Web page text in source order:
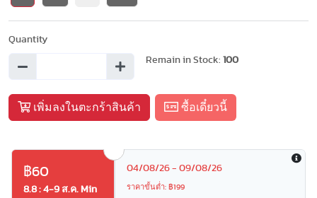
Quantity
Remain in Stock: 100
เพิ่มลงในตะกร้าสินค้า ซื้อเดี๋ยวนี้
฿60
8.8 : 4-9 ส.ค. Min
04/08/26 - 09/08/26
ราคาขั้นต่ำ: ฿199